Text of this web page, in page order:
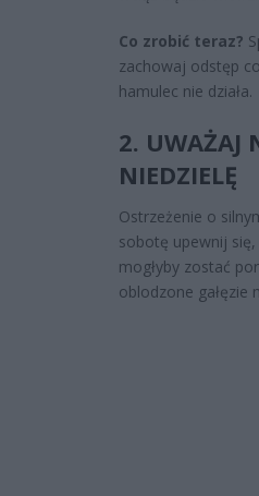
Co zrobić teraz?
zachowaj odstęp
hamulec nie działa.
2. UWAŻAJ
NIEDZIELĘ
Ostrzeżenie o
sobotę upewnij
mogłyby zostać
oblodzone gałęzie